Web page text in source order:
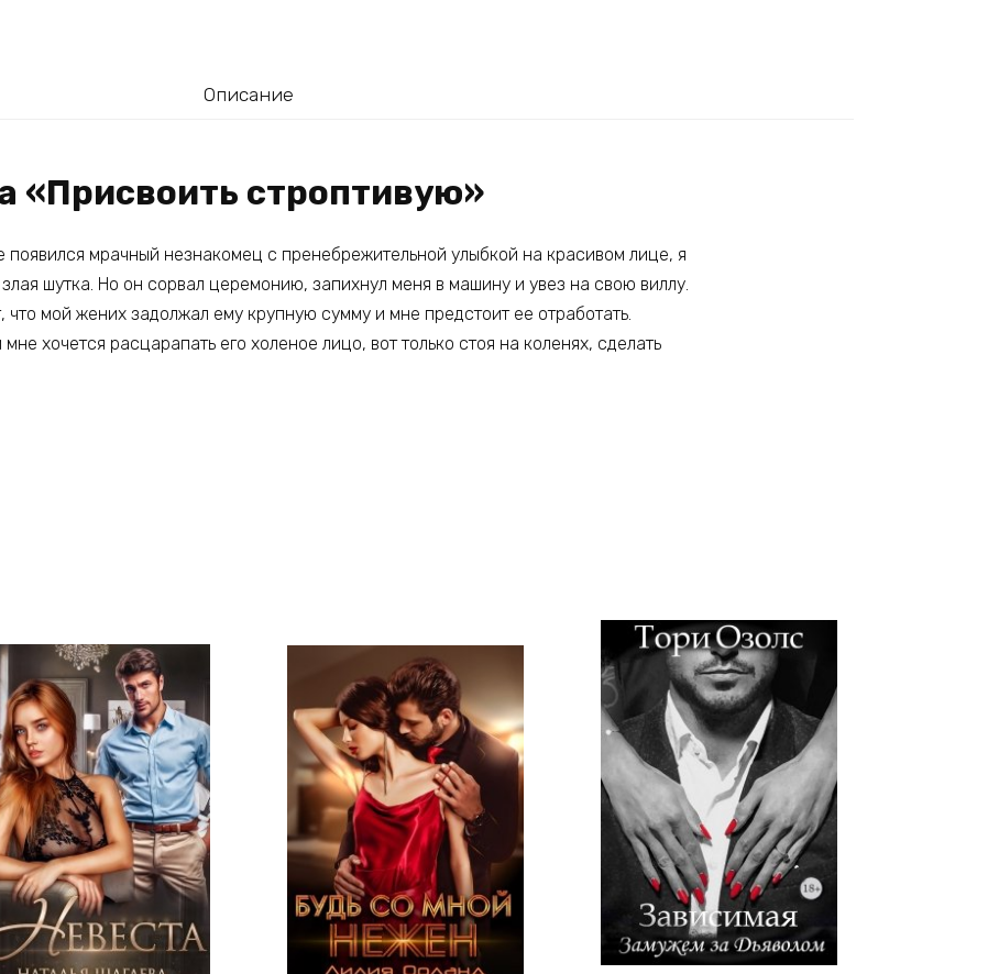
Описание
«Присвоить строптивую»
появился мрачный незнакомец с пренебрежительной улыбкой на красивом лице, я
шутка. Но он сорвал церемонию, запихнул меня в машину и увез на свою виллу.
что мой жених задолжал ему крупную сумму и мне предстоит ее отработать.
хочется расцарапать его холеное лицо, вот только стоя на коленях, сделать